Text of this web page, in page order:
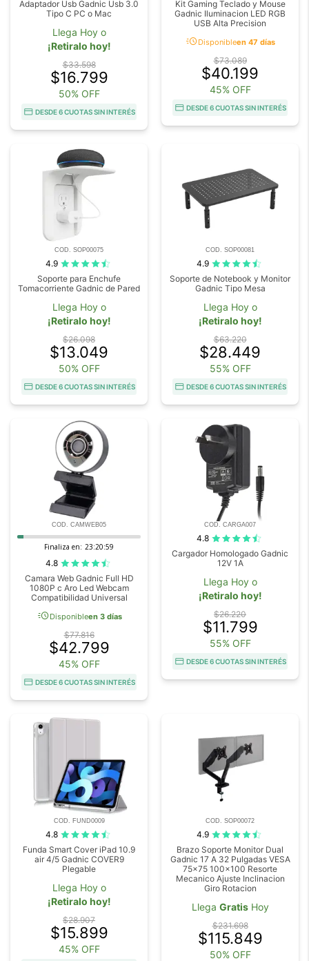
Adaptador Usb Gadnic Usb 3.0
Tipo C PC o Mac
Llega Hoy o
¡Retiralo hoy!
$33.598
$16.799
50% OFF
DESDE 6 CUOTAS SIN INTERÉS
Kit Gaming Teclado y Mouse
Gadnic Iluminacion LED RGB
USB Alta Precision
acuteDisponibleen 47 días
$73.089
$40.199
45% OFF
DESDE 6 CUOTAS SIN INTERÉS
COD. SOP00075
4.9
Soporte para Enchufe
Tomacorriente Gadnic de Pared
Llega Hoy o
¡Retiralo hoy!
$26.098
$13.049
50% OFF
DESDE 6 CUOTAS SIN INTERÉS
COD. SOP00081
4.9
Soporte de Notebook y Monitor
Gadnic Tipo Mesa
Llega Hoy o
¡Retiralo hoy!
$63.220
$28.449
55% OFF
DESDE 6 CUOTAS SIN INTERÉS
COD. CAMWEB05
Finaliza en: 23:20:58
4.8
Camara Web Gadnic Full HD
1080P c Aro Led Webcam
Compatibilidad Universal
acuteDisponibleen 3 días
$77.816
$42.799
45% OFF
DESDE 6 CUOTAS SIN INTERÉS
COD. CARGA007
4.8
Cargador Homologado Gadnic
12V 1A
Llega Hoy o
¡Retiralo hoy!
$26.220
$11.799
55% OFF
DESDE 6 CUOTAS SIN INTERÉS
COD. FUND0009
4.8
Funda Smart Cover iPad 10.9
air 4/5 Gadnic COVER9
Plegable
Llega Hoy o
¡Retiralo hoy!
$28.907
$15.899
45% OFF
COD. SOP00072
4.9
Brazo Soporte Monitor Dual
Gadnic 17 A 32 Pulgadas VESA
75x75 100x100 Resorte
Mecanico Ajuste Inclinacion
Giro Rotacion
Llega GratisHoy
$231.698
$115.849
50% OFF